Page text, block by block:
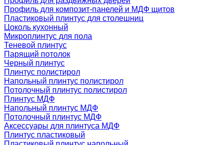
Профиль для композит-панелей и МДФ щитов
Пластиковый плинтус для столешниц
Цоколь кухонный
Микроплинтус для пола
Теневой плинтус
Парящий потолок
Черный плинтус
Плинтус полистирол
Напольный плинтус полистирол
Потолочный плинтус полистирол
Плинтус МДФ
Напольный плинтус МДФ
Потолочный плинтус МДФ
Аксессуары для плинтуса МДФ
Плинтус пластиковый